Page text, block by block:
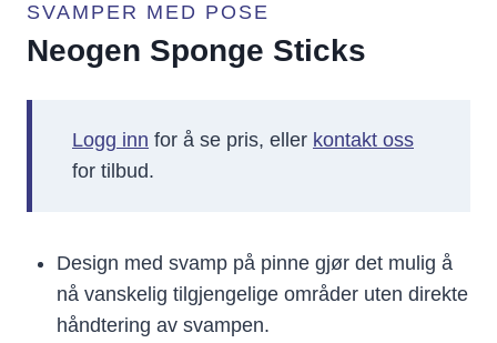
SVAMPER MED POSE
Neogen Sponge Sticks
Logg inn for å se pris, eller kontakt oss
for tilbud.
Design med svamp på pinne gjør det mulig å
nå vanskelig tilgjengelige områder uten direkte
håndtering av svampen.